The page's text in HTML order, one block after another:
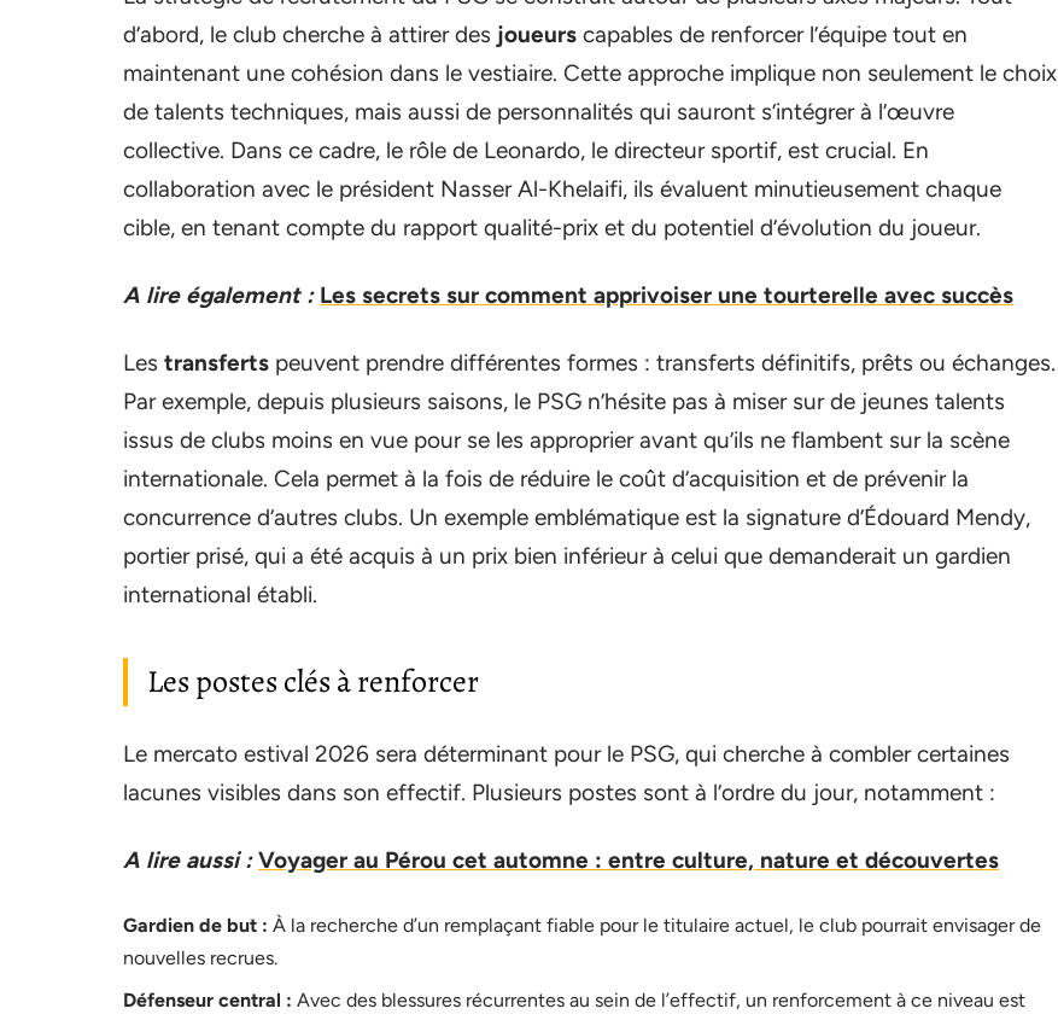
d’abord, le club cherche à attirer des joueurs capables de renforcer l’équipe tout en
maintenant une cohésion dans le vestiaire. Cette approche implique non seulement le choix
de talents techniques, mais aussi de personnalités qui sauront s’intégrer à l’œuvre
collective. Dans ce cadre, le rôle de Leonardo, le directeur sportif, est crucial. En
collaboration avec le président Nasser Al-Khelaifi, ils évaluent minutieusement chaque
cible, en tenant compte du rapport qualité-prix et du potentiel d’évolution du joueur.
A lire également : Les secrets sur comment apprivoiser une tourterelle avec succès
Les transferts peuvent prendre différentes formes : transferts définitifs, prêts ou échanges.
Par exemple, depuis plusieurs saisons, le PSG n’hésite pas à miser sur de jeunes talents
issus de clubs moins en vue pour se les approprier avant qu’ils ne flambent sur la scène
internationale. Cela permet à la fois de réduire le coût d’acquisition et de prévenir la
concurrence d’autres clubs. Un exemple emblématique est la signature d’Édouard Mendy,
portier prisé, qui a été acquis à un prix bien inférieur à celui que demanderait un gardien
international établi.
Les postes clés à renforcer
Le mercato estival 2026 sera déterminant pour le PSG, qui cherche à combler certaines
lacunes visibles dans son effectif. Plusieurs postes sont à l’ordre du jour, notamment :
A lire aussi : Voyager au Pérou cet automne : entre culture, nature et découvertes
Gardien de but : À la recherche d’un remplaçant fiable pour le titulaire actuel, le club pourrait envisager de
nouvelles recrues.
Défenseur central : Avec des blessures récurrentes au sein de l’effectif, un renforcement à ce niveau est